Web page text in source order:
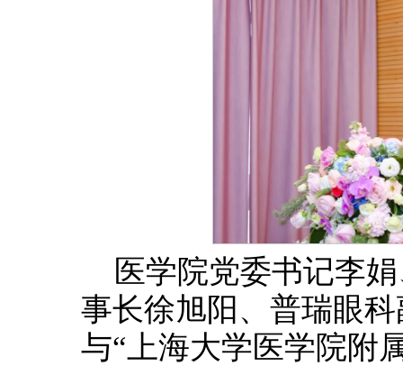
医学院党委书记李
事长徐旭阳、普瑞眼
与“上海大学医学院附